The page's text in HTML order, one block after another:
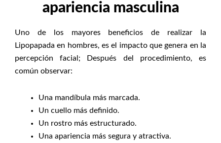
apariencia masculina
Uno de los mayores beneficios de realizar la
Lipopapada en hombres, es el impacto que genera en la
percepción facial; Después del procedimiento, es
común observar:
Una mandíbula más marcada.
Un cuello más definido.
Un rostro más estructurado.
Una apariencia más segura y atractiva.